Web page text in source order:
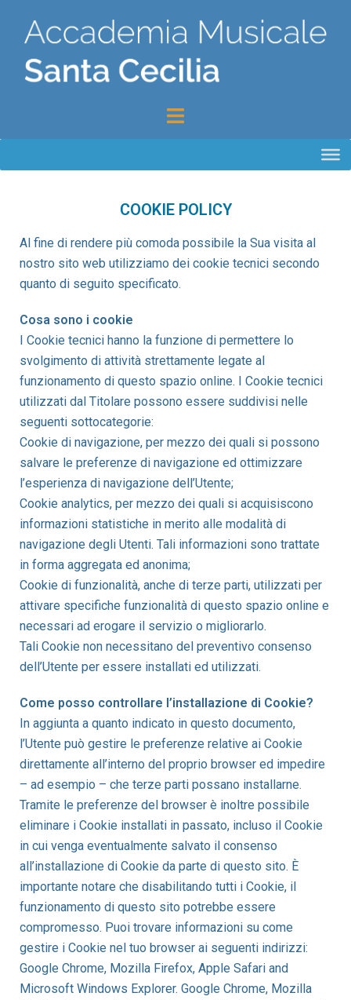
COOKIE POLICY
Al fine di rendere più comoda possibile la Sua visita al
nostro sito web utilizziamo dei cookie tecnici secondo
quanto di seguito specificato.
Cosa sono i cookie
I Cookie tecnici hanno la funzione di permettere lo
svolgimento di attività strettamente legate al
funzionamento di questo spazio online. I Cookie tecnici
utilizzati dal Titolare possono essere suddivisi nelle
seguenti sottocategorie:
Cookie di navigazione, per mezzo dei quali si possono
salvare le preferenze di navigazione ed ottimizzare
l’esperienza di navigazione dell’Utente;
Cookie analytics, per mezzo dei quali si acquisiscono
informazioni statistiche in merito alle modalità di
navigazione degli Utenti. Tali informazioni sono trattate
in forma aggregata ed anonima;
Cookie di funzionalità, anche di terze parti, utilizzati per
attivare specifiche funzionalità di questo spazio online e
necessari ad erogare il servizio o migliorarlo.
Tali Cookie non necessitano del preventivo consenso
dell’Utente per essere installati ed utilizzati.
Come posso controllare l’installazione di Cookie?
In aggiunta a quanto indicato in questo documento,
l’Utente può gestire le preferenze relative ai Cookie
direttamente all’interno del proprio browser ed impedire
– ad esempio – che terze parti possano installarne.
Tramite le preferenze del browser è inoltre possibile
eliminare i Cookie installati in passato, incluso il Cookie
in cui venga eventualmente salvato il consenso
all’installazione di Cookie da parte di questo sito. È
importante notare che disabilitando tutti i Cookie, il
funzionamento di questo sito potrebbe essere
compromesso. Puoi trovare informazioni su come
gestire i Cookie nel tuo browser ai seguenti indirizzi:
Google Chrome, Mozilla Firefox, Apple Safari and
Microsoft Windows Explorer. Google Chrome, Mozilla